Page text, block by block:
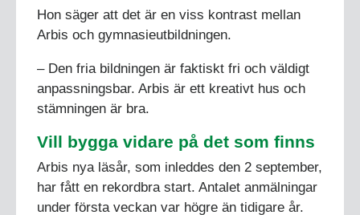
Hon säger att det är en viss kontrast mellan
Arbis och gymnasieutbildningen.
– Den fria bildningen är faktiskt fri och väldigt
anpassningsbar. Arbis är ett kreativt hus och
stämningen är bra.
Vill bygga vidare på det som finns
Arbis nya läsår, som inleddes den 2 september,
har fått en rekordbra start. Antalet anmälningar
under första veckan var högre än tidigare år.